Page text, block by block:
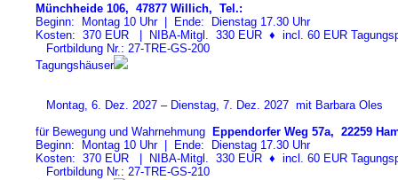
Münchheide 106, 47877 Willich, Tel.:
Beginn: Montag 10 Uhr | Ende: Dienstag 17.30 Uhr
Kosten: 370 EUR | NIBA-Mitgl. 330 EUR ♦ incl. 60 EUR
Fortbildung Nr.: 27-TRE-GS-200
Tagungshäuser
Montag, 6. Dez. 2027 – Dienstag, 7. Dez. 2027 mit Barbara Oles
für Bewegung und Wahrnehmung Eppendorfer Weg 57a, 22259
Beginn: Montag 10 Uhr | Ende: Dienstag 17.30 Uhr
Kosten: 370 EUR | NIBA-Mitgl. 330 EUR ♦ incl. 60 EUR
Fortbildung Nr.: 27-TRE-GS-210